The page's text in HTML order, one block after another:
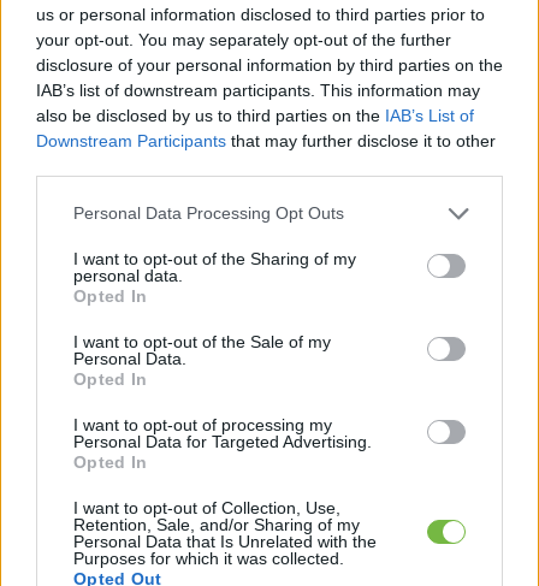
us or personal information disclosed to third parties prior to
your opt-out. You may separately opt-out of the further
disclosure of your personal information by third parties on the
IAB’s list of downstream participants. This information may
also be disclosed by us to third parties on the IAB’s List of
Downstream Participants that may further disclose it to other
Please note that this website/app uses one or more Google
not limited to your visit or usage behaviour. You may click to
grant or deny consent to Google and its third-party tags to
use your data for below specified purposes in below Google
consent section.
Personal Data Processing Opt Outs
I want to opt-out of the Sharing of my
personal data.
Opted In
I want to opt-out of the Sale of my
Personal Data.
Opted In
I want to opt-out of processing my
Personal Data for Targeted Advertising.
Opted In
I want to opt-out of Collection, Use,
Retention, Sale, and/or Sharing of my
Personal Data that Is Unrelated with the
Purposes for which it was collected.
Opted Out